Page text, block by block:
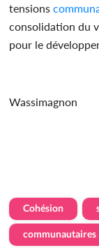
tensions
consolidation du
pour le
Wassimagnon
Cohésion
communautaires